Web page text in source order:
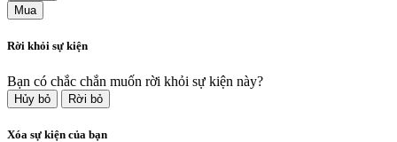
Mua
Rời khỏi sự kiện
Bạn có chắc chắn muốn rời khỏi sự kiện này?
Hủy bỏ Rời bỏ
Xóa sự kiện của bạn